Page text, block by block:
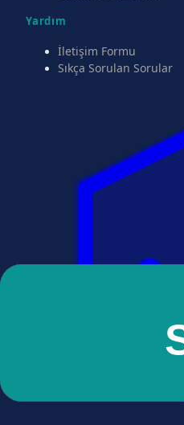
Yardım
İletişim Formu
Sıkça Sorulan Sorular